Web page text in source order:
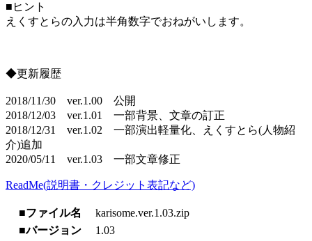
■ヒント
えくすとらの入力は半角数字でおねがいします。
◆更新履歴
2018/11/30 ver.1.00 公開
2018/12/03 ver.1.01 一部背景、文章の訂正
2018/12/31 ver.1.02 一部演出軽量化、えくすとら(人物紹
介)追加
2020/05/11 ver.1.03 一部文章修正
ReadMe(説明書・クレジット表記など)
■ファイル名
karisome.ver.1.03.zip
■バージョン
1.03